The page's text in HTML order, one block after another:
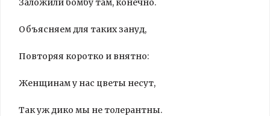
Заложили бомбу там, конечно.
Объясняем для таких зануд,
Повторяя коротко и внятно:
Женщинам у нас цветы несут,
Так уж дико мы не толерантны.